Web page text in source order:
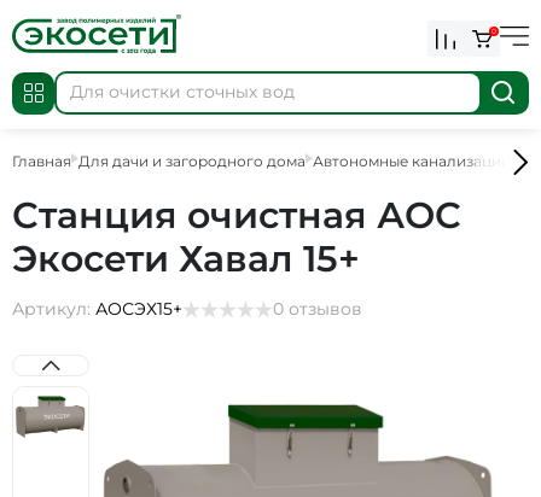
0
Главная Для дачи и загородного дома Автономные канализации
Станция очистная АОС
Экосети Хавал 15+
Артикул: АОСЭХ15+ 0 отзывов